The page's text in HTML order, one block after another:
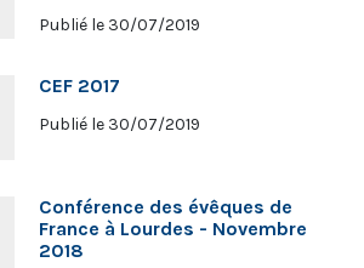
Publié le 30/07/2019
CEF 2017
Publié le 30/07/2019
Conférence des évêques de
France à Lourdes - Novembre
2018